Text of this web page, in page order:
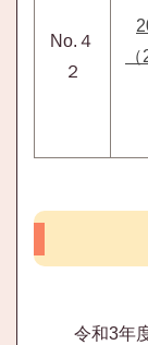
No.４
２
令和3年